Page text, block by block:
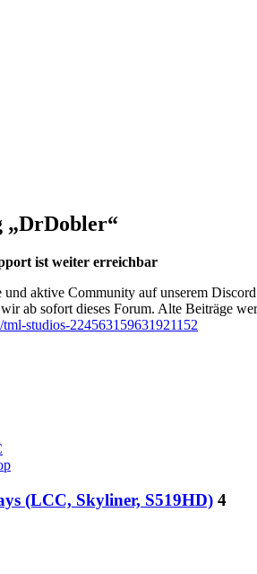
„DrDobler“
ist weiter erreichbar
und aktive Community auf unserem
ab sofort dieses Forum. Alte Beiträge
studios-224563159631921152
(LCC, Skyliner, S519HD) 4